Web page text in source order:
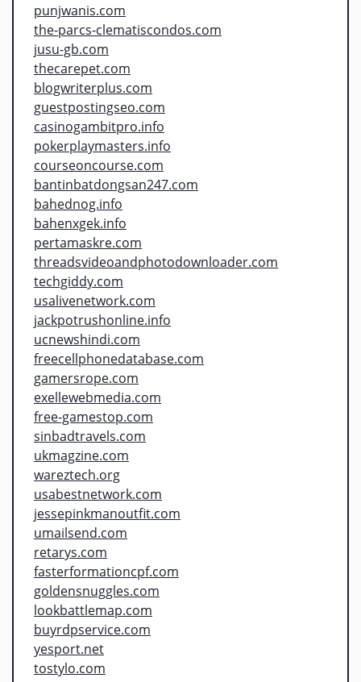
punjwanis.com
the-parcs-clematiscondos.com
jusu-gb.com
thecarepet.com
blogwriterplus.com
guestpostingseo.com
casinogambitpro.info
pokerplaymasters.info
courseoncourse.com
bantinbatdongsan247.com
bahednog.info
bahenxgek.info
pertamaskre.com
threadsvideoandphotodownloader.com
techgiddy.com
usalivenetwork.com
jackpotrushonline.info
ucnewshindi.com
freecellphonedatabase.com
gamersrope.com
exellewebmedia.com
free-gamestop.com
sinbadtravels.com
ukmagzine.com
wareztech.org
usabestnetwork.com
jessepinkmanoutfit.com
umailsend.com
retarys.com
fasterformationcpf.com
goldensnuggles.com
lookbattlemap.com
buyrdpservice.com
yesport.net
tostylo.com